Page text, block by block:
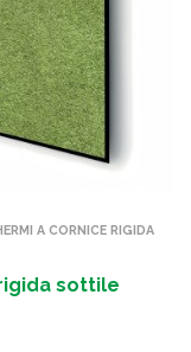
A CORNICE RIGIDA
sottile